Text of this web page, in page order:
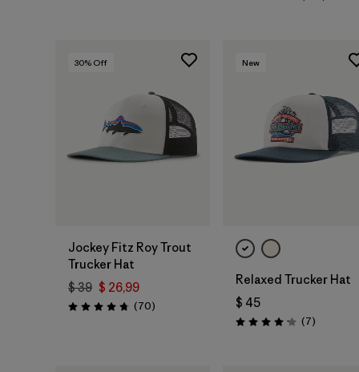
30% Off
Jockey Fitz Roy Trout
Trucker Hat
$ 39 $ 26,99
Valoración: 4.8 / 5
(70Comentarios
)
New
Relaxed Trucker Hat
$ 45
Valoración: 4.1 / 5
(7)